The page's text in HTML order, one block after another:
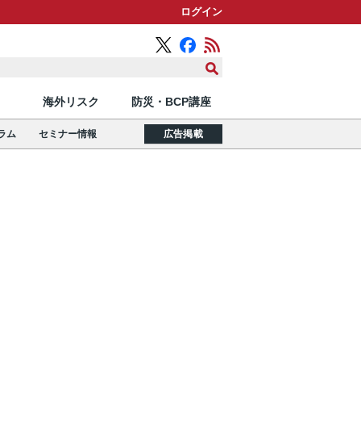
ログイン
海外リスク 防災・BCP講座
ム セミナー情報 広告掲載